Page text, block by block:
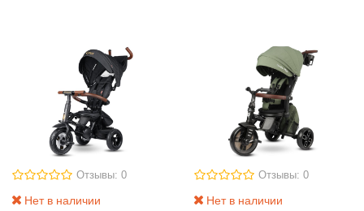
Отзывы: 0
Нет в наличии
Отзывы: 0
Нет в наличии